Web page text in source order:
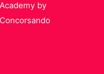
Academy by
Concorsando